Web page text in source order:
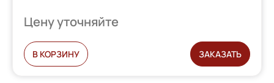
Цену уточняйте
В КОРЗИНУ ЗАКАЗАТЬ